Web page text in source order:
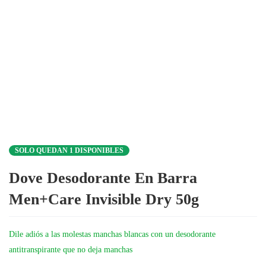
SOLO QUEDAN 1 DISPONIBLES
Dove Desodorante En Barra
Men+Care Invisible Dry 50g
Dile adiós a las molestas manchas blancas con un desodorante
antitranspirante que no deja manchas